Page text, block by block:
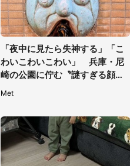
「夜中に見たら失神する」「こ
わいこわいこわい」 兵庫・尼
崎の公園に佇む〝謎すぎる顔〟
Met